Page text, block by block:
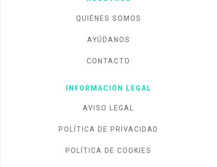
QUIÉNES SOMOS
AYÚDANOS
CONTACTO
INFORMACIÓN LEGAL
AVISO LEGAL
POLÍTICA DE PRIVACIDAD
POLÍTICA DE COOKIES